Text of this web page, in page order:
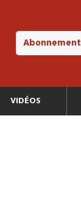
Abonnement
VIDÉOS